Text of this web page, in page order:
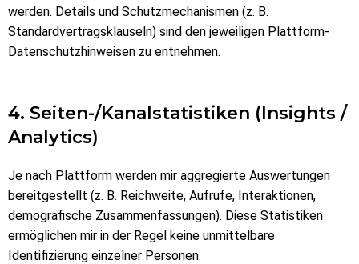
werden. Details und Schutzmechanismen (z. B.
Standardvertragsklauseln) sind den jeweiligen Plattform-
Datenschutzhinweisen zu entnehmen.
4. Seiten-/Kanalstatistiken (Insights /
Analytics)
Je nach Plattform werden mir aggregierte Auswertungen
bereitgestellt (z. B. Reichweite, Aufrufe, Interaktionen,
demografische Zusammenfassungen). Diese Statistiken
ermöglichen mir in der Regel keine unmittelbare
Identifizierung einzelner Personen.